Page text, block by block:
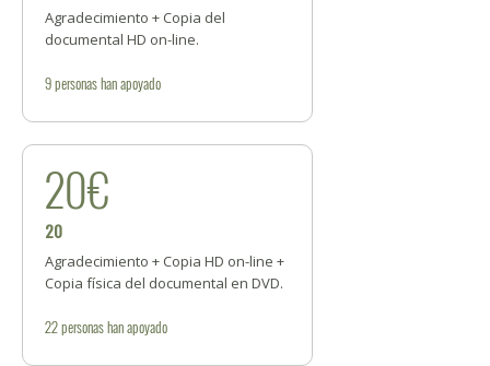
Agradecimiento + Copia del
documental HD on-line.
9personashan apoyado
20€
20
Agradecimiento + Copia HD on-line +
Copia física del documental en DVD.
22personashan apoyado